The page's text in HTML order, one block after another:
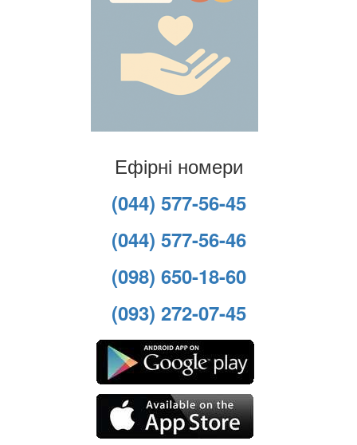
Ефірні номери
(044) 577-56-45
(044) 577-56-46
(098) 650-18-60
(093) 272-07-45